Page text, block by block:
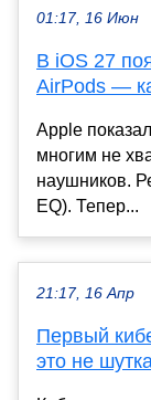
01:17, 16 Июн
В iOS 27
AirPods —
Apple
многим не
наушников.
EQ). Тепер...
21:17, 16 Апр
Первый
это не